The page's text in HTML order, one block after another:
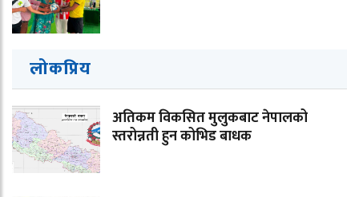
लोकप्रिय
अतिकम विकसित मुलुकबाट नेपालको
स्तरोन्नती हुन कोभिड बाधक